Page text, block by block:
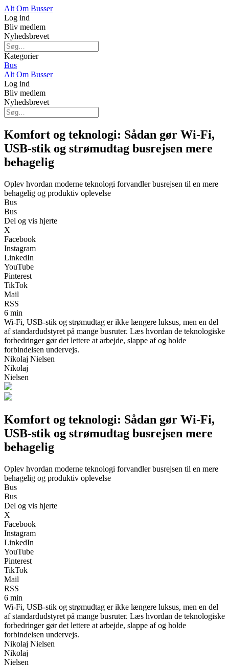
Alt Om Busser
Log ind
Bliv medlem
Nyhedsbrevet
Kategorier
Bus
Alt Om Busser
Log ind
Bliv medlem
Nyhedsbrevet
Komfort og teknologi: Sådan gør Wi-Fi,
USB-stik og strømudtag busrejsen mere
behagelig
Oplev hvordan moderne teknologi forvandler busrejsen til en mere
behagelig og produktiv oplevelse
Bus
Bus
Del og vis hjerte
X
Facebook
Instagram
LinkedIn
YouTube
Pinterest
TikTok
Mail
RSS
6 min
Wi-Fi, USB-stik og strømudtag er ikke længere luksus, men en del
af standardudstyret på mange busruter. Læs hvordan de teknologiske
forbedringer gør det lettere at arbejde, slappe af og holde
forbindelsen undervejs.
Nikolaj Nielsen
Nikolaj
Nielsen
Komfort og teknologi: Sådan gør Wi-Fi,
USB-stik og strømudtag busrejsen mere
behagelig
Oplev hvordan moderne teknologi forvandler busrejsen til en mere
behagelig og produktiv oplevelse
Bus
Bus
Del og vis hjerte
X
Facebook
Instagram
LinkedIn
YouTube
Pinterest
TikTok
Mail
RSS
6 min
Wi-Fi, USB-stik og strømudtag er ikke længere luksus, men en del
af standardudstyret på mange busruter. Læs hvordan de teknologiske
forbedringer gør det lettere at arbejde, slappe af og holde
forbindelsen undervejs.
Nikolaj Nielsen
Nikolaj
Nielsen